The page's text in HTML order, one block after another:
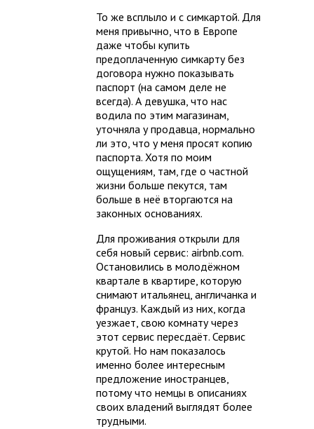
То же всплыло и с симкартой. Для
меня привычно, что в Европе
даже чтобы купить
предоплаченную симкарту без
договора нужно показывать
паспорт (на самом деле не
всегда). А девушка, что нас
водила по этим магазинам,
уточняла у продавца, нормально
ли это, что у меня просят копию
паспорта. Хотя по моим
ощущениям, там, где о частной
жизни больше пекутся, там
больше в неё вторгаются на
законных основаниях.
Для проживания открыли для
себя новый сервис: airbnb.com.
Остановились в молодёжном
квартале в квартире, которую
снимают итальянец, англичанка и
француз. Каждый из них, когда
уезжает, свою комнату через
этот сервис пересдаёт. Сервис
крутой. Но нам показалось
именно более интересным
предложение иностранцев,
потому что немцы в описаниях
своих владений выглядят более
трудными.